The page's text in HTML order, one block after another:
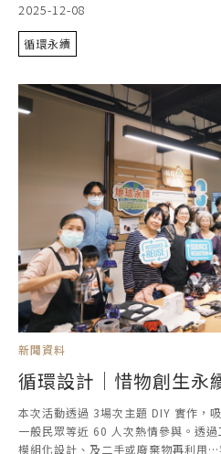
2025-12-08
循環永續
新聞資料
循環設計｜惜物創生永
本次活動透過 3場次主題 DIY 實作，
一般民眾等近 60 人次熱情參與。透
模組化設計、及二手或廢棄物再利用